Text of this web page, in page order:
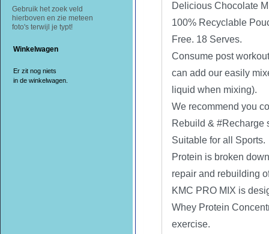
Gebruik het zoek veld
hierboven en zie meteen
foto's terwijl je typt!
Winkelwagen
Er zit nog niets
in de winkelwagen.
Delicious Chocolate
100% Recyclable
Free. 18 Serves.
Consume post
can add our easily
liquid when mixing).
We recommend you
Rebuild & #Recharge
Suitable for all Sports.
Protein is broken
repair and rebuilding
KMC PRO MIX is
Whey Protein
exercise.